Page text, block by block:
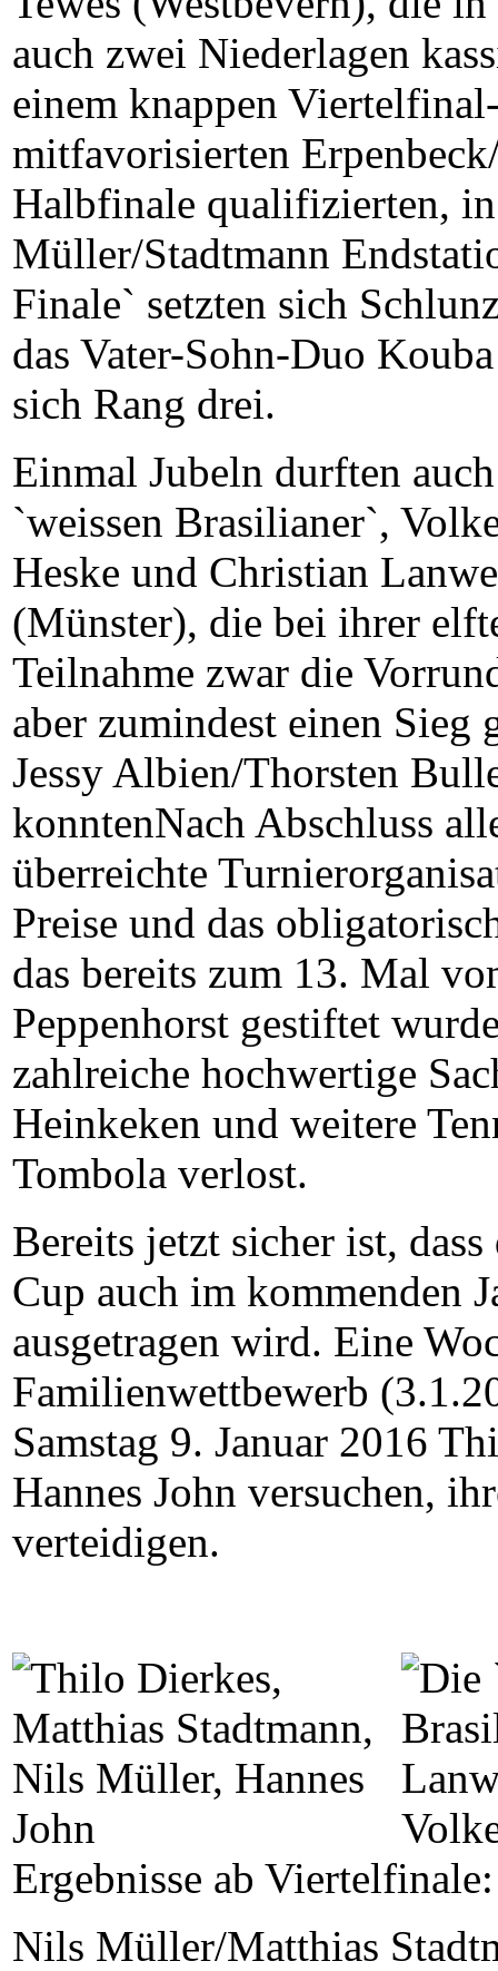
auch zwei Niederlagen
einem knappen
mitfavorisierten
Halbfinale qualifizierten, in
Müller/Stadtmann
Finale` setzten sich
das Vater-Sohn-Duo
sich Rang drei.
Einmal Jubeln durften
`weissen Brasilianer`,
Heske und Christian
(Münster), die bei ihrer
Teilnahme zwar die
aber zumindest einen Sieg
Jessy Albien/Thorsten
konntenNach Abschluss
überreichte
Preise und das
das bereits zum 13. Mal
Peppenhorst gestiftet
zahlreiche hochwertige
Heinkeken und weitere
Tombola verlost.
Bereits jetzt sicher ist,
Cup auch im kommenden
ausgetragen wird. Eine
Familienwettbewerb
Samstag 9. Januar 2016
Hannes John versuchen,
verteidigen.
Ergebnisse ab Viertelfinale:
Nils Müller/Matthias